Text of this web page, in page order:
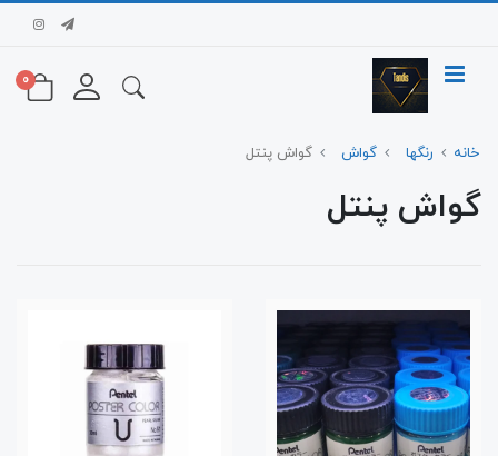
0
خانه رنگها گواش گواش پنتل
گواش پنتل